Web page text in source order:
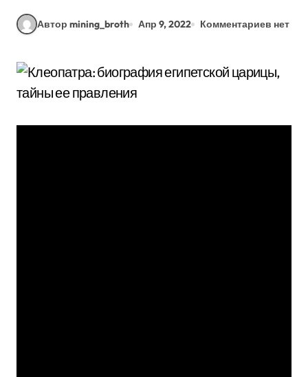
Автор mining_broth Апр 9, 2022 Комментариев нет